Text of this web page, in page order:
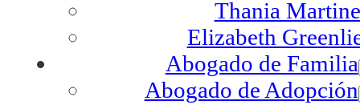
Thania
Elizabeth
Abogado de Familia
Abogado de Adopción